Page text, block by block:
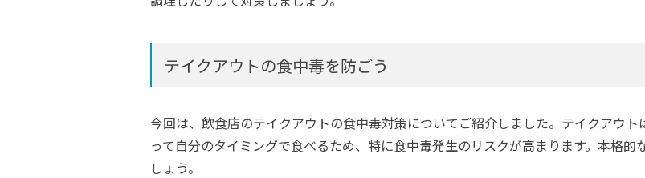
テイクアウトの食中毒を防ごう
今回は、飲食店のテイクアウトの食中毒対策についてご紹介しました。テイクアウ
って自分のタイミングで食べるため、特に食中毒発生のリスクが高まります。本格
しょう。